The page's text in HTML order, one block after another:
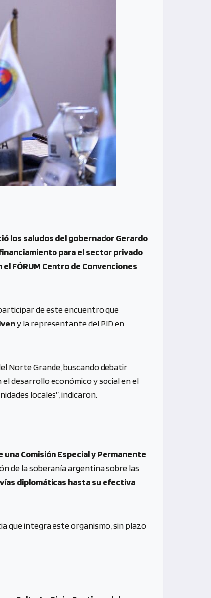
los saludos del gobernador Gerardo
para el sector privado
FÓRUM Centro de Convenciones
de este encuentro que
y la representante del BID en
Norte Grande, buscando debatir
desarrollo económico y social en el
locales”, indicaron.
Comisión Especial y Permanente
de la soberanía argentina sobre las
diplomáticas hasta su efectiva
que integra este organismo, sin plazo